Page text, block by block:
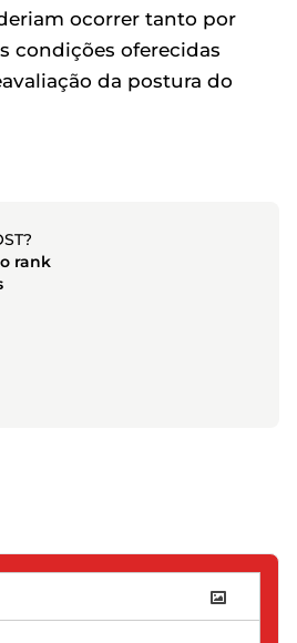
ocorrer tanto por
condições oferecidas
da postura do
rank